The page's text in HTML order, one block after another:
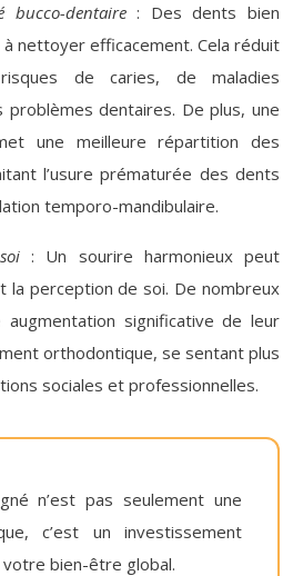
bucco-dentaire: Des dents bien
nettoyer efficacement. Cela réduit
de caries, de maladies
problèmes dentaires. De plus, une
une meilleure répartition des
l’usure prématurée des dents
temporo-mandibulaire.
soi: Un sourire harmonieux peut
la perception de soi. De nombreux
significative de leur
orthodontique, se sentant plus
sociales et professionnelles.
n’est pas seulement une
c’est un investissement
bien-être global.